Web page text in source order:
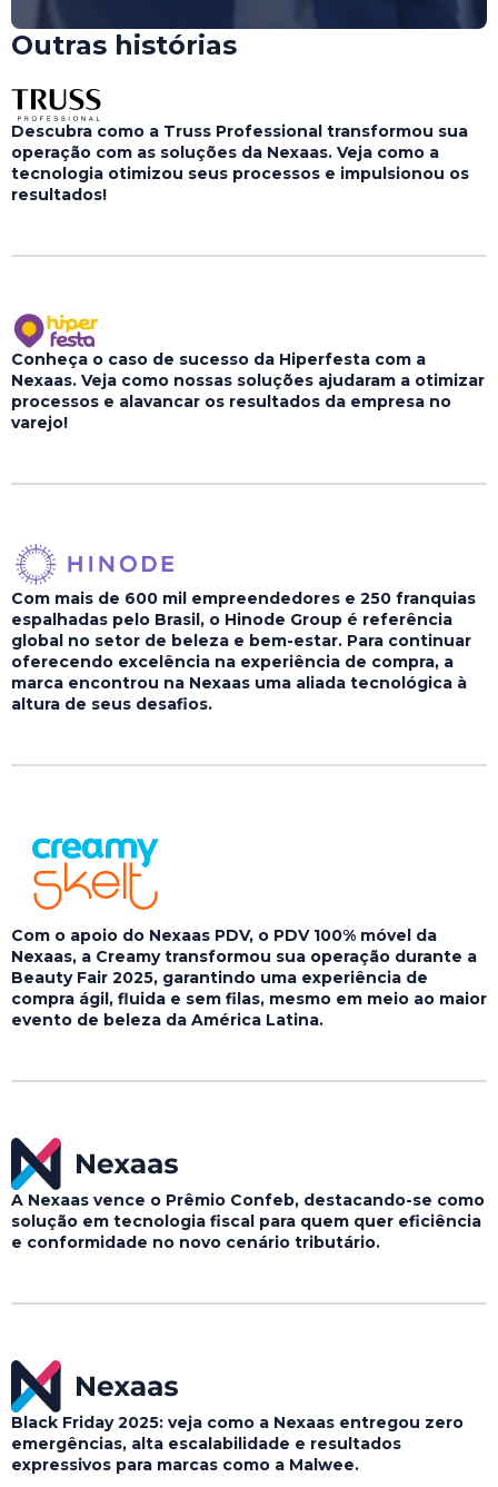
Outras histórias
Descubra como a Truss Professional transformou sua
operação com as soluções da Nexaas. Veja como a
tecnologia otimizou seus processos e impulsionou os
resultados!
Conheça o caso de sucesso da Hiperfesta com a
Nexaas. Veja como nossas soluções ajudaram a otimizar
processos e alavancar os resultados da empresa no
varejo!
Com mais de 600 mil empreendedores e 250 franquias
espalhadas pelo Brasil, o Hinode Group é referência
global no setor de beleza e bem-estar. Para continuar
oferecendo excelência na experiência de compra, a
marca encontrou na Nexaas uma aliada tecnológica à
altura de seus desafios.
Com o apoio do Nexaas PDV, o PDV 100% móvel da
Nexaas, a Creamy transformou sua operação durante a
Beauty Fair 2025, garantindo uma experiência de
compra ágil, fluida e sem filas, mesmo em meio ao maior
evento de beleza da América Latina.
A Nexaas vence o Prêmio Confeb, destacando-se como
solução em tecnologia fiscal para quem quer eficiência
e conformidade no novo cenário tributário.
Black Friday 2025: veja como a Nexaas entregou zero
emergências, alta escalabilidade e resultados
expressivos para marcas como a Malwee.